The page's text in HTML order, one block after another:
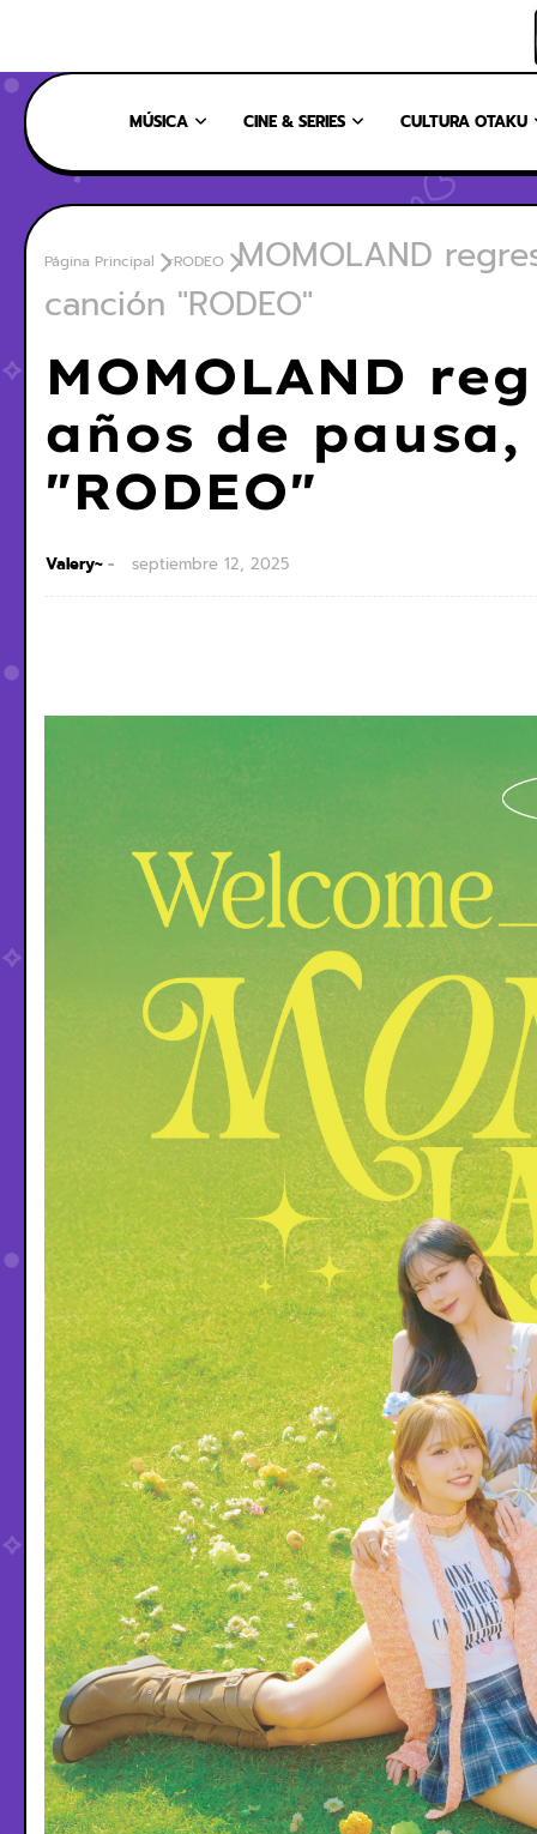
MÚSICA CINE & SERIES CULTURA OTAKU
Página Principal rRODEO
MOMOLAND
canción "RODEO"
MOMOLAND
años de
"RODEO"
Valery~ septiembre 12, 2025